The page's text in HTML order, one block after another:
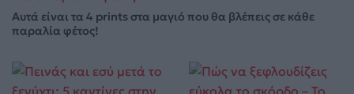
Αυτά είναι τα 4 prints στα μαγιό που θα βλέπεις σε κάθε
παραλία φέτος!